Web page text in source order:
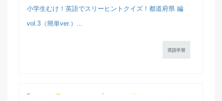
小学生むけ！英語でスリーヒントクイズ！都道府県 編
vol.3（簡単ver.）...
英語学習